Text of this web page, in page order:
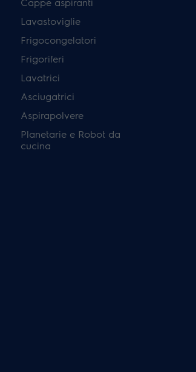
Lavastoviglie
Frigocongelatori
Frigoriferi
Lavatrici
Asciugatrici
Aspirapolvere
Planetarie e Robot da
cucina